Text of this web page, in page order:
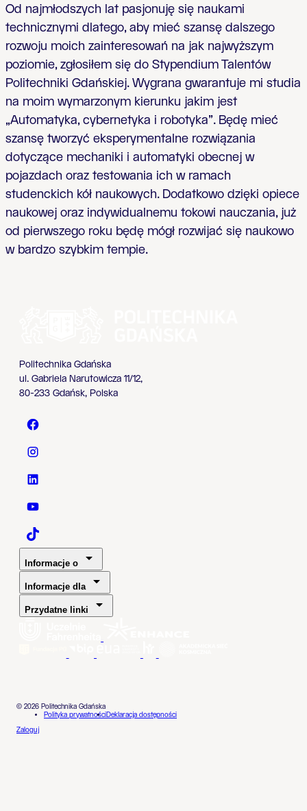
Od najmłodszych lat pasjonuję się naukami
technicznymi dlatego, aby mieć szansę dalszego
rozwoju moich zainteresowań na jak najwyższym
poziomie, zgłosiłem się do Stypendium Talentów
Politechniki Gdańskiej. Wygrana gwarantuje mi studia
na moim wymarzonym kierunku jakim jest
„Automatyka, cybernetyka i robotyka”. Będę mieć
szansę tworzyć eksperymentalne rozwiązania
dotyczące mechaniki i automatyki obecnej w
pojazdach oraz testowania ich w ramach
studenckich kół naukowych. Dodatkowo dzięki opiece
naukowej oraz indywidualnemu tokowi nauczania, już
od pierwszego roku będę mógł rozwijać się naukowo
w bardzo szybkim tempie.
Politechnika Gdańska
ul. Gabriela Narutowicza 11/12,
80-233 Gdańsk, Polska
Politechnika Gdańska - Facebook
Politechnika Gdańska - Instagram
Politechnika Gdańska - LinkedIn
Politechnika Gdańska - YouTube
Politechnika Gdańska - TaikTok
Informacje o
Informacje dla
Przydatne linki
© 2026 Politechnika Gdańska
Polityka prywatnościDeklaracja dostępności
Zaloguj